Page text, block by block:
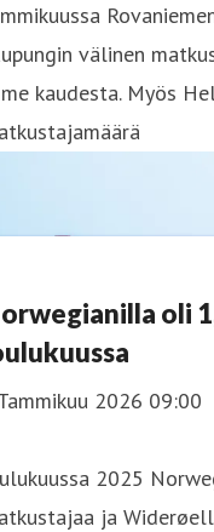
välinen
kaudesta. Myös
oli
2026 09:00
2025
ja